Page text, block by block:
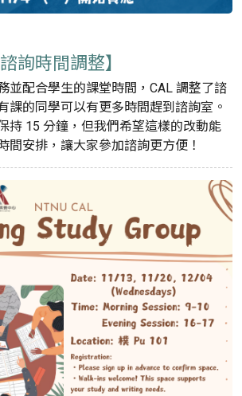
詢時間調整】
並配合學生的課堂時間，CAL 調整了諮
課的同學可以有更多時間趕到諮詢室。
持 15 分鐘，但我們希望這樣的改動能
間安排，讓大家參加諮詢更方便！